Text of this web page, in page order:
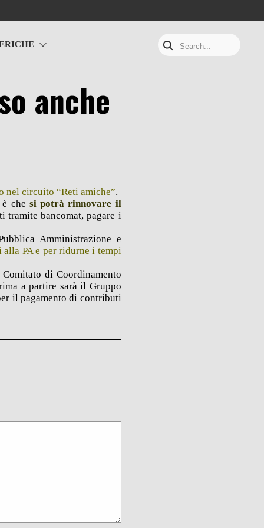
Search...
anche
nel circuito “Reti amiche”.
che si potrà rinnovare il
bancomat, pagare i
Amministrazione e
PA e per ridurne i tempi
di Coordinamento
a partire sarà il Gruppo
il pagamento di contributi